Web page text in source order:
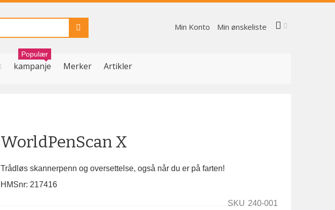
Min Konto Min ønskeliste
kampanje
Populær
Merker Artikler
WorldPenScan X
Trådløs skannerpenn og oversettelse, også når du er på farten!
HMSnr: 217416
SKU 240-001